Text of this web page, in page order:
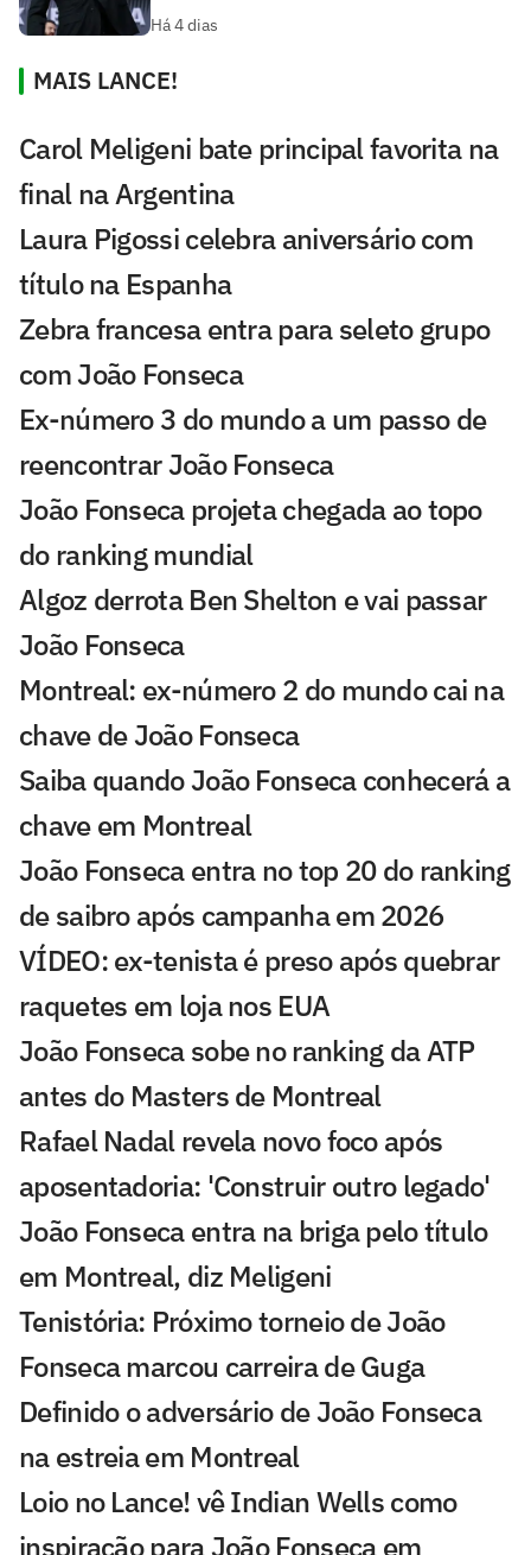
Há 4 dias
MAIS LANCE!
Carol Meligeni bate principal favorita na
final na Argentina
Laura Pigossi celebra aniversário com
título na Espanha
Zebra francesa entra para seleto grupo
com João Fonseca
Ex-número 3 do mundo a um passo de
reencontrar João Fonseca
João Fonseca projeta chegada ao topo
do ranking mundial
Algoz derrota Ben Shelton e vai passar
João Fonseca
Montreal: ex-número 2 do mundo cai na
chave de João Fonseca
Saiba quando João Fonseca conhecerá a
chave em Montreal
João Fonseca entra no top 20 do ranking
de saibro após campanha em 2026
VÍDEO: ex-tenista é preso após quebrar
raquetes em loja nos EUA
João Fonseca sobe no ranking da ATP
antes do Masters de Montreal
Rafael Nadal revela novo foco após
aposentadoria: 'Construir outro legado'
João Fonseca entra na briga pelo título
em Montreal, diz Meligeni
Tenistória: Próximo torneio de João
Fonseca marcou carreira de Guga
Definido o adversário de João Fonseca
na estreia em Montreal
Loio no Lance! vê Indian Wells como
inspiração para João Fonseca em